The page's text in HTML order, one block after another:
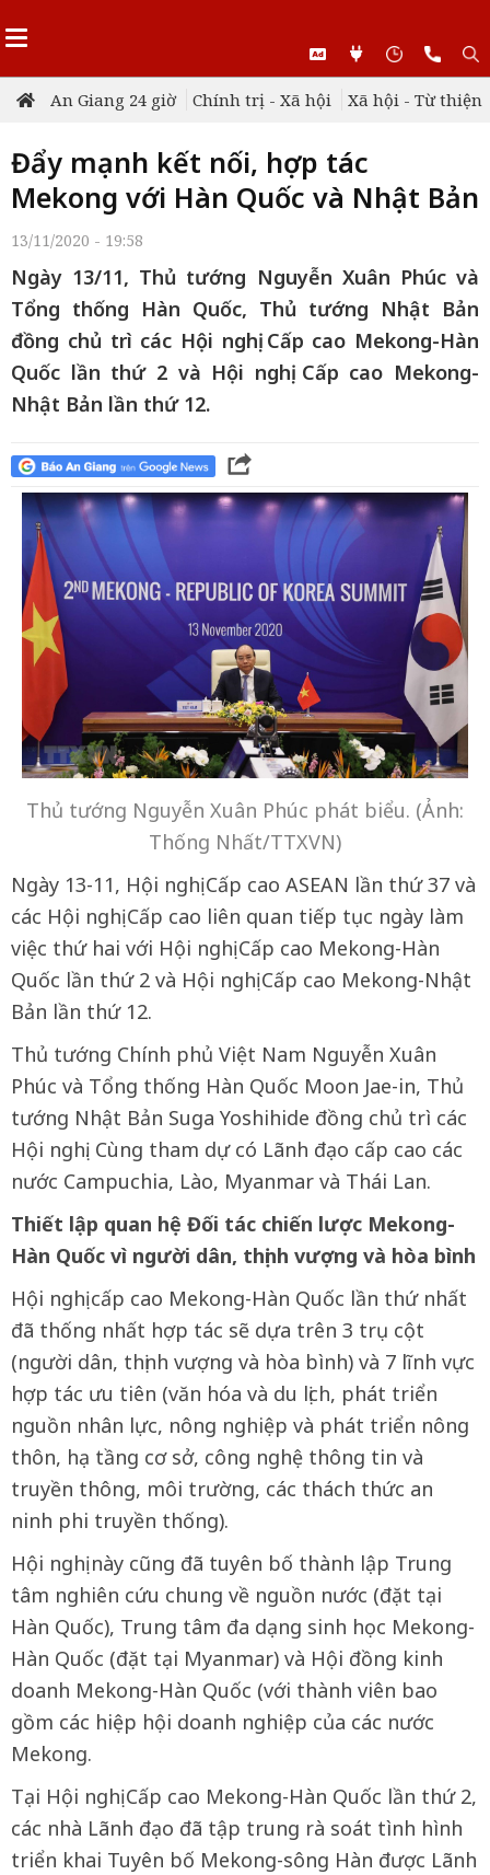
An Giang 24 giờ Chính trị - Xã hội Xã hội - Từ thiện
Đẩy mạnh kết nối, hợp tác
Mekong với Hàn Quốc và Nhật Bản
13/11/2020 - 19:58
Ngày 13/11, Thủ tướng Nguyễn Xuân Phúc và
Tổng thống Hàn Quốc, Thủ tướng Nhật Bản
đồng chủ trì các Hội nghị Cấp cao Mekong-Hàn
Quốc lần thứ 2 và Hội nghị Cấp cao Mekong-
Nhật Bản lần thứ 12.
Thủ tướng Nguyễn Xuân Phúc phát biểu. (Ảnh:
Thống Nhất/TTXVN)
Ngày 13-11, Hội nghị Cấp cao ASEAN lần thứ 37 và
các Hội nghị Cấp cao liên quan tiếp tục ngày làm
việc thứ hai với Hội nghị Cấp cao Mekong-Hàn
Quốc lần thứ 2 và Hội nghị Cấp cao Mekong-Nhật
Bản lần thứ 12.
Thủ tướng Chính phủ Việt Nam Nguyễn Xuân
Phúc và Tổng thống Hàn Quốc Moon Jae-in, Thủ
tướng Nhật Bản Suga Yoshihide đồng chủ trì các
Hội nghị. Cùng tham dự có Lãnh đạo cấp cao các
nước Campuchia, Lào, Myanmar và Thái Lan.
Thiết lập quan hệ Đối tác chiến lược Mekong-
Hàn Quốc vì người dân, thịnh vượng và hòa bình
Hội nghị cấp cao Mekong-Hàn Quốc lần thứ nhất
đã thống nhất hợp tác sẽ dựa trên 3 trụ cột
(người dân, thịnh vượng và hòa bình) và 7 lĩnh vực
hợp tác ưu tiên (văn hóa và du lịch, phát triển
nguồn nhân lực, nông nghiệp và phát triển nông
thôn, hạ tầng cơ sở, công nghệ thông tin và
truyền thông, môi trường, các thách thức an
ninh phi truyền thống).
Hội nghị này cũng đã tuyên bố thành lập Trung
tâm nghiên cứu chung về nguồn nước (đặt tại
Hàn Quốc), Trung tâm đa dạng sinh học Mekong-
Hàn Quốc (đặt tại Myanmar) và Hội đồng kinh
doanh Mekong-Hàn Quốc (với thành viên bao
gồm các hiệp hội doanh nghiệp của các nước
Mekong.
Tại Hội nghị Cấp cao Mekong-Hàn Quốc lần thứ 2,
các nhà Lãnh đạo đã tập trung rà soát tình hình
triển khai Tuyên bố Mekong-sông Hàn được Lãnh